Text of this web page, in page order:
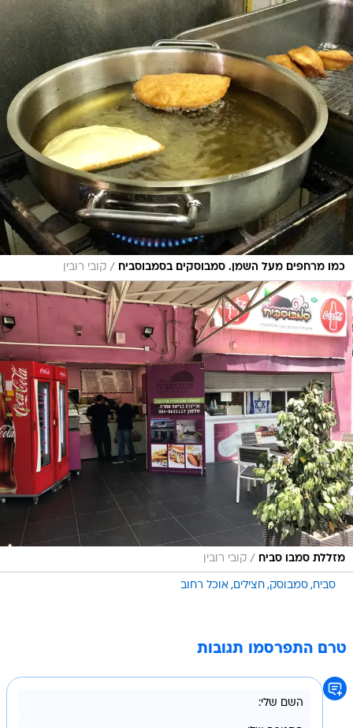
כמו מרחפים מעל השמן. סמבוסקים בסמבוסביח / קובי רובין
מזללת סמבו סביח / קובי רובין
סביח סמבוסק חצילים אוכל רחוב
טרם התפרסמו תגובות